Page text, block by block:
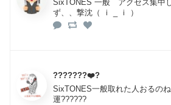
SixTONES 一般 アクセス集中
ず、、撃沈（ ｉ _ ｉ ）
???????❤️?
SixTONES一般取れた人おるの
運??????